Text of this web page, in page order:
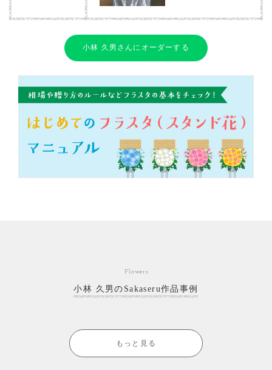
小林 久男さんにオーダーする
Flowers
小林 久男のSakaseru作品事例
もっと見る